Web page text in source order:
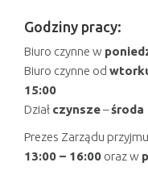
Godziny pracy:
Biuro czynne w
Biuro czynne od
15:00
Dział czynsze–środa
Prezes Zarządu
13:00 – 16:00 oraz w